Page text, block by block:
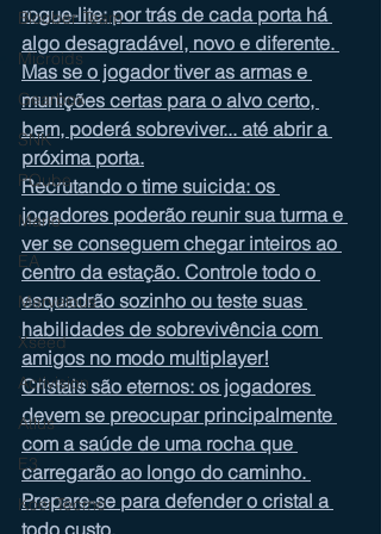
Bloober Team
Microids
Gearbox
SNK
PQube
Mario
EA
Marvelous
Xseed
Activision
Atlus
E3
Koei Tecmo
rogue-lite: por trás de cada porta há
algo desagradável, novo e diferente.
Mas se o jogador tiver as armas e
munições certas para o alvo certo,
bem, poderá sobreviver... até abrir a
próxima porta.
Recrutando o time suicida: os
jogadores poderão reunir sua turma e
ver se conseguem chegar inteiros ao
centro da estação. Controle todo o
esquadrão sozinho ou teste suas
habilidades de sobrevivência com
amigos no modo multiplayer!
Cristais são eternos: os jogadores
devem se preocupar principalmente
com a saúde de uma rocha que
carregarão ao longo do caminho.
Prepare-se para defender o cristal a